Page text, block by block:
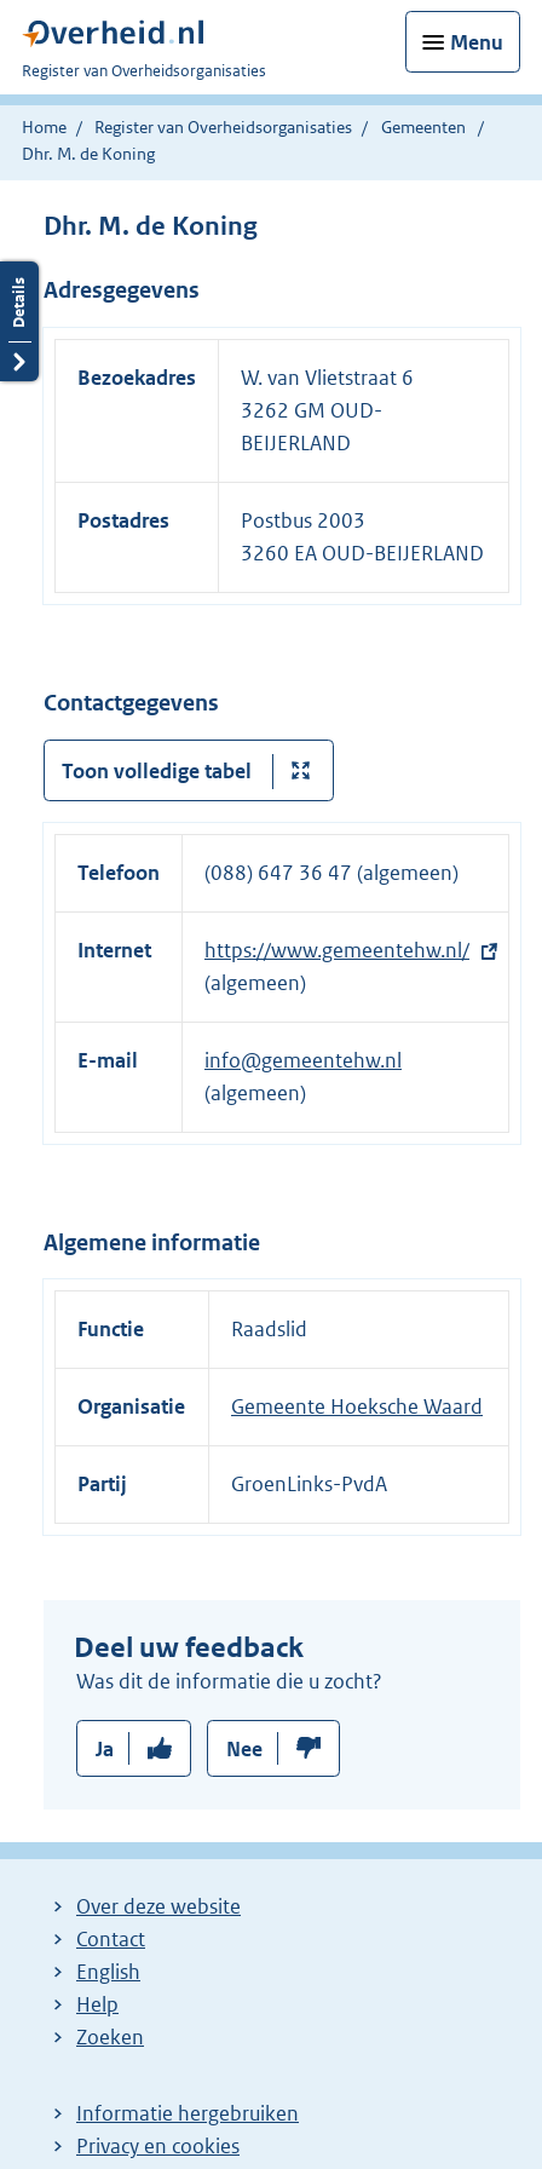
Menu
U
bent
nu
hier:
Register van Overheidsorganisaties
Home Register van Overheidsorganisaties
Gemeenten
Dhr. M. de Koning
Dhr. M. de Koning
Adresgegevens
Bezoekadres
W. van Vlietstraat 6
3262 GM OUD-
BEIJERLAND
Postadres
Postbus 2003
3260 EA OUD-BEIJERLAND
Contactgegevens
Toon volledige tabel
Telefoon (088) 647 36 47 (algemeen)
Internet
E
x
t
e
r
n
e
n
k
https://www.gemeentehw.nl/
(algemeen)
E-mail
info@gemeentehw.nl
(algemeen)
Algemene informatie
Functie Raadslid
Organisatie Gemeente Hoeksche Waard
Partij GroenLinks-PvdA
Deel uw feedback
Was dit de informatie die u zocht?
Ja Nee
Over deze website
Contact
English
Help
Zoeken
Informatie hergebruiken
Privacy en cookies